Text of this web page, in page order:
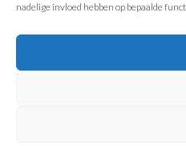
nadelige invloed hebben op bepaalde